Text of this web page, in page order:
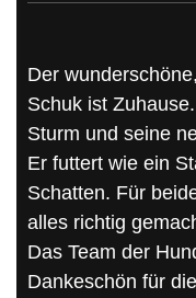
Der
Schuk ist
Sturm und seine
Er futtert wie ein
Schatten. Für
alles richtig
Das Team der
Dankeschön für